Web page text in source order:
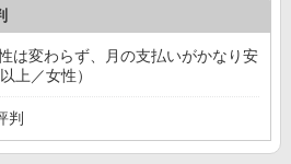
は変わらず、月の支払いがかなり安
上／女性）
判